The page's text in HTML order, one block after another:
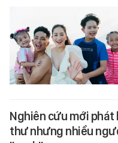
Nghiên cứu mới phát
thư nhưng nhiều